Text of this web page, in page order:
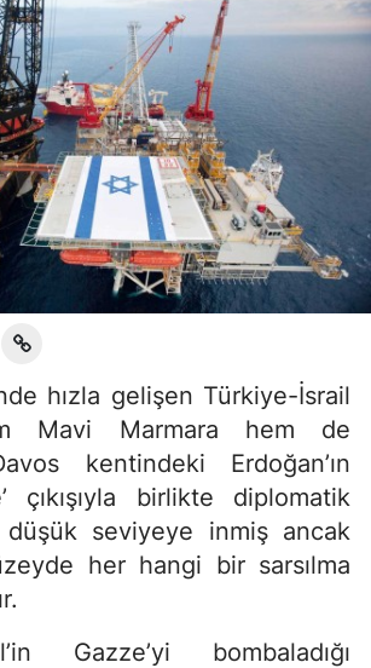
hızla gelişen Türkiye-İsrail
Mavi Marmara hem de
kentindeki Erdoğan’ın
çıkışıyla birlikte diplomatik
seviyeye inmiş ancak
her hangi bir sarsılma
Gazze’yi bombaladığı